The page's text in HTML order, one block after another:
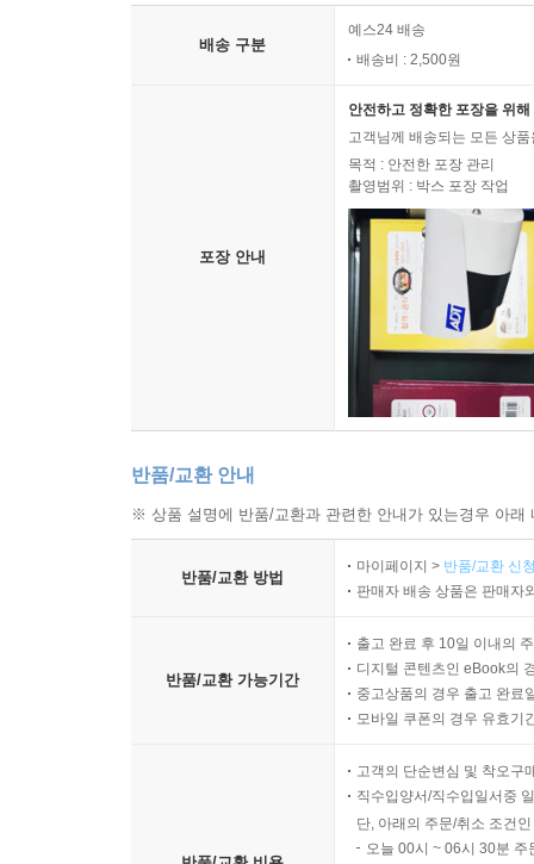
배송 구분
예스24 배송
배송비 : 2,500원
포장 안내
안전하고 정확한 포장을 위
고객님께 배송되는 모든 상
목적 : 안전한 포장 관리
촬영범위 : 박스 포장 작업
반품/교환 안내
※ 상품 설명에 반품/교환과 관련한 안내가 있는경우 아
반품/교환 방법
마이페이지 > 반품/교환 신
판매자 배송 상품은 판매자
반품/교환 가능기간
출고 완료 후 10일 이내의
디지털 콘텐츠인 eBook의
중고상품의 경우 출고 완료
모바일 쿠폰의 경우 유효기
고객의 단순변심 및 착오구
직수입양서/직수입일서중
단, 아래의 주문/취소 조건
오늘 00시 ~ 06시 30분